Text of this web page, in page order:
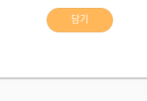
담기